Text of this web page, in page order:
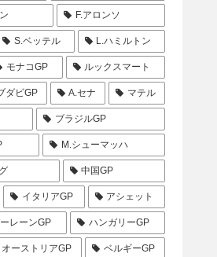
F.アロンソ
S.ベッテル L.ハミルトン
モナコGP ルックスマート
ダビGP A.セナ マテル
ブラジルGP
M.シューマッハ
中国GP
イタリアGP アシェット
レーンGP ハンガリーGP
オーストリアGP ベルギーGP